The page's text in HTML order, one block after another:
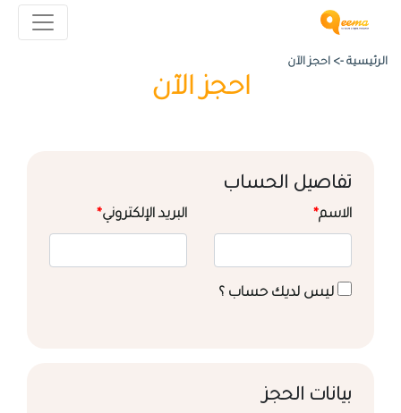
الرئيسية -> احجز الآن
احجز الآن
تفاصيل الحساب
الاسم* البريد الإلكتروني*
ليس لديك حساب ؟
بيانات الحجز